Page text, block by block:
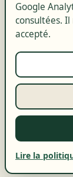
Google
consultées. Il
accepté.
Lire la